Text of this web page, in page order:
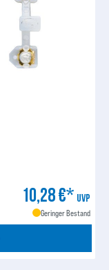
10,28 €* UVP
Geringer Bestand